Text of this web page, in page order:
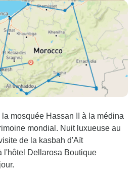
mosquée Hassan II à la médina
mondial. Nuit luxueuse au
de la kasbah d'Aït
l'hôtel Dellarosa Boutique